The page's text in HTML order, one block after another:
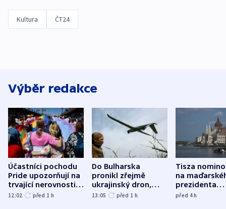
Kultura ČT24
Výběr redakce
Účastníci pochodu
Pride upozorňují na
trvající nerovnosti i
společenskou
12:02 před 1 h
Do Bulharska
pronikl zřejmě
ukrajinský dron,
explodoval kilometr
13:05 před 1 h
Tisza
na
prezidenta
bývalého
před 4h